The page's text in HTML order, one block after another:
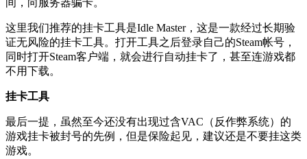
间，向服务器骗卡。
这里我们推荐的挂卡工具是Idle Master，这是一款经过长期验
证无风险的挂卡工具。打开工具之后登录自己的Steam帐号，
同时打开Steam客户端，就会进行自动挂卡了，甚至连游戏都
不用下载。
挂卡工具
最后一提，虽然至今还没有出现过含VAC（反作弊系统）的
游戏挂卡被封号的先例，但是保险起见，建议还是不要挂这类
游戏。